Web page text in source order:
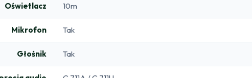
Oświetlacz 10m
Mikrofon Tak
Głośnik Tak